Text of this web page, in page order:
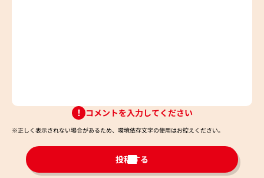
コメントを入力してください
※正しく表示されない場合があるため、環境依存文字の使用はお控えください。​
投稿する